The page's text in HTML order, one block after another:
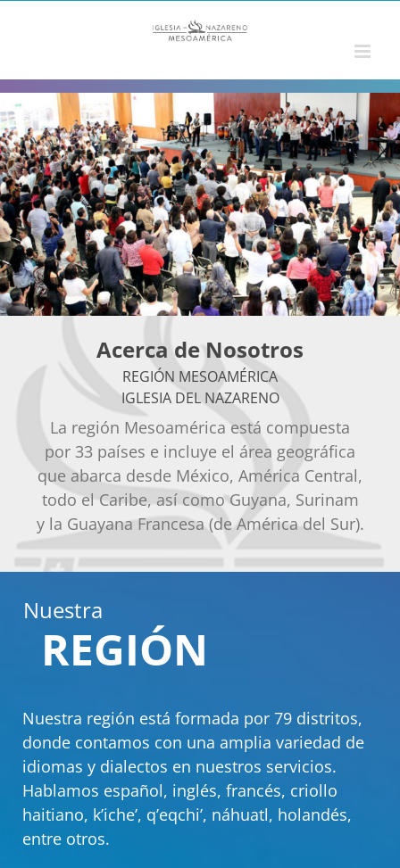
Acerca de Nosotros
REGIÓN MESOAMÉRICA
IGLESIA DEL NAZARENO
La región Mesoamérica está compuesta
por 33 países e incluye el área geográfica
que abarca desde México, América Central,
todo el Caribe, así como Guyana, Surinam
y la Guayana Francesa (de América del Sur).
Nuestra
REGIÓN
Nuestra región está formada por 79 distritos,
donde contamos con una amplia variedad de
idiomas y dialectos en nuestros servicios.
Hablamos español, inglés, francés, criollo
haitiano, k’iche’, q’eqchi’, náhuatl, holandés,
entre otros.